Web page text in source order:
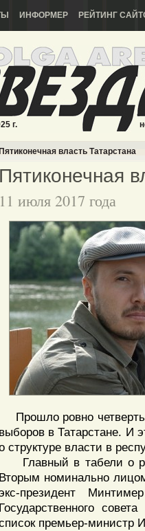
ИНФОРМЕР РЕЙТИНГ
г.
Пятиконечная власть Татарстана
Пятиконечная
11 июля 2017 года
Прошло ровно четверть
выборов в Татарстане. И
структуре власти в
Главный в табели о
Вторым номинально
президент
Государственного
премьер-министр